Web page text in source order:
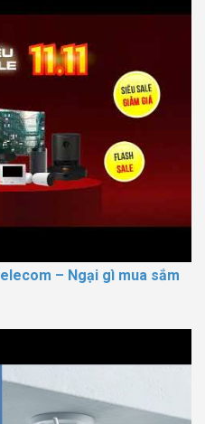
– Ngại gì mua sắm